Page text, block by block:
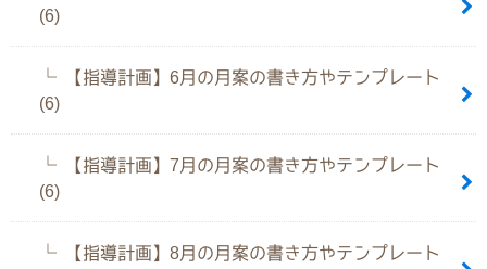
(6)
【指導計画】6月の月案の書き方やテンプレート
(6)
【指導計画】7月の月案の書き方やテンプレート
(6)
【指導計画】8月の月案の書き方やテンプレート